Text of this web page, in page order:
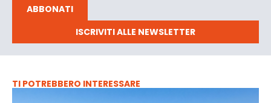
ABBONATI
ISCRIVITI ALLE NEWSLETTER
TI POTREBBERO INTERESSARE